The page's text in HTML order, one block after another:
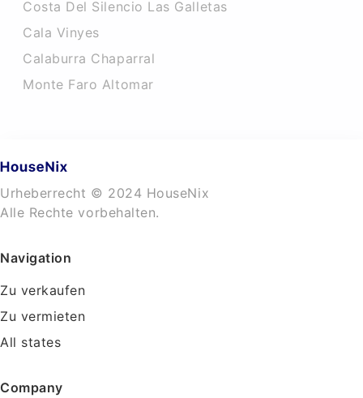
Costa Del Silencio Las Galletas
Cala Vinyes
Calaburra Chaparral
Monte Faro Altomar
Urheberrecht © 2024 HouseNix
Alle Rechte vorbehalten.
Navigation
Zu verkaufen
Zu vermieten
All states
Company